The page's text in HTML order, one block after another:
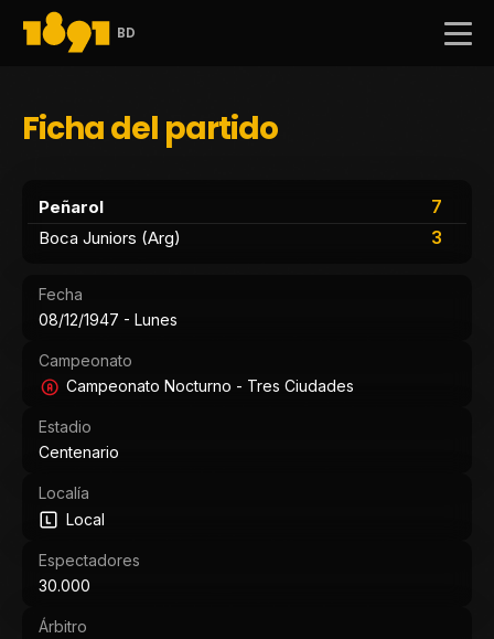
BD
Ficha del partido
Peñarol
7
3
Boca Juniors (Arg)
Fecha
08/12/1947 - Lunes
Campeonato
Campeonato Nocturno - Tres Ciudades
Estadio
Centenario
Localía
Local
Espectadores
30.000
Árbitro